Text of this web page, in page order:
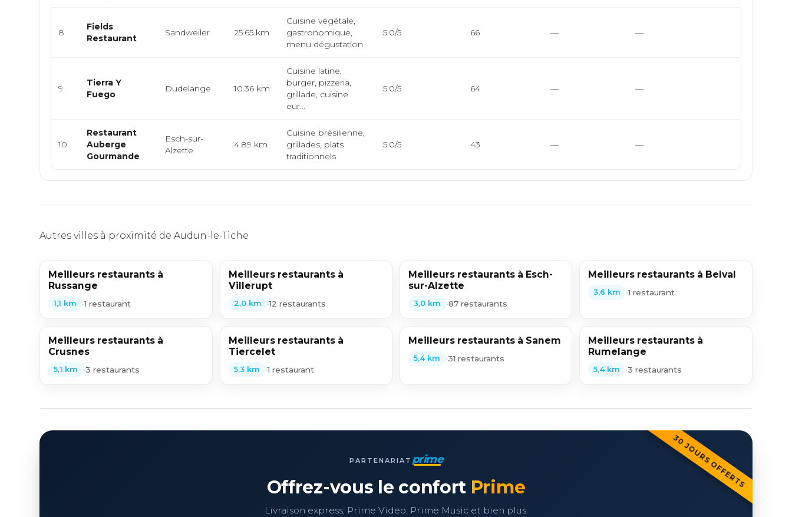
8
Fields
Restaurant
Sandweiler 25.65 km
Cuisine végétale,
gastronomique,
menu dégustation
5.0/5 66 — —
9
Tierra Y
Fuego
Dudelange 10.36 km
Cuisine latine,
burger, pizzeria,
grillade, cuisine
eur...
5.0/5 64 — —
10
Restaurant
Auberge
Gourmande
Esch-sur-
Alzette
4.89 km
Cuisine brésilienne,
grillades, plats
traditionnels
5.0/5 43 — —
Autres villes à proximité de Audun-le-Tiche
Meilleurs restaurants à
Russange
1,1 km •1 restaurant
Meilleurs restaurants à
Villerupt
2,0 km •12 restaurants
Meilleurs restaurants à Esch-
sur-Alzette
3,0 km •87 restaurants
Meilleurs restaurants à Belval
3,6 km •1 restaurant
Meilleurs restaurants à
Crusnes
5,1 km •3 restaurants
Meilleurs restaurants à
Tiercelet
5,3 km •1 restaurant
Meilleurs restaurants à Sanem
5,4 km •31 restaurants
Meilleurs restaurants à
Rumelange
5,4 km •3 restaurants
30 JOURS OFFERTS
PARTENARIAT prime
Offrez-vous le confort Prime
Livraison express, Prime Video, Prime Music et bien plus.